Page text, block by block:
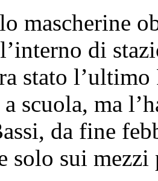
mascherine
di
stato l’ultimo
a scuola, ma
da fine
solo sui mezzi